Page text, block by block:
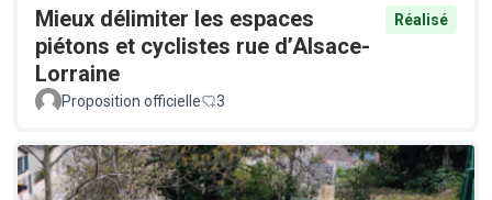
Mieux délimiter les espaces
piétons et cyclistes rue d’Alsace-
Lorraine
Réalisé
Proposition officielle 3